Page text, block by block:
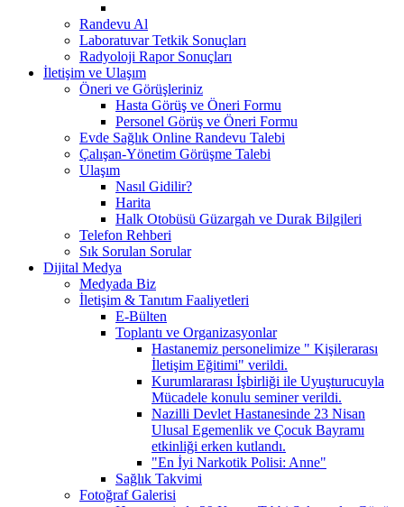
Randevu Al
Laboratuvar Tetkik Sonuçları
Radyoloji Rapor Sonuçları
İletişim ve Ulaşım
Öneri ve Görüşleriniz
Hasta Görüş ve Öneri Formu
Personel Görüş ve Öneri Formu
Evde Sağlık Online Randevu Talebi
Çalışan-Yönetim Görüşme Talebi
Ulaşım
Nasıl Gidilir?
Harita
Halk Otobüsü Güzargah ve Durak Bilgileri
Telefon Rehberi
Sık Sorulan Sorular
Dijital Medya
Medyada Biz
İletişim & Tanıtım Faaliyetleri
E-Bülten
Toplantı ve Organizasyonlar
Hastanemiz personelimize " Kişilerarası
İletişim Eğitimi" verildi.
Kurumlararası İşbirliği ile Uyuşturucuyla
Mücadele konulu seminer verildi.
Nazilli Devlet Hastanesinde 23 Nisan
Ulusal Egemenlik ve Çocuk Bayramı
etkinliği erken kutlandı.
"En İyi Narkotik Polisi: Anne"
Sağlık Takvimi
Fotoğraf Galerisi